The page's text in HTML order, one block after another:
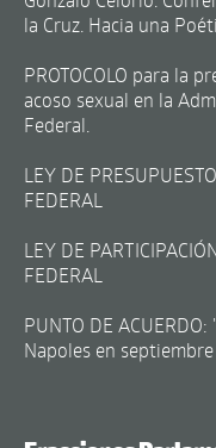
la Cruz. Hacia una
PROTOCOLO para la
acoso sexual en la
Federal.
LEY DE
FEDERAL
LEY DE
FEDERAL
PUNTO DE
Napoles en septiembre